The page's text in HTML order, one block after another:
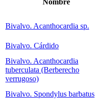
Bivalvo. Acanthocardia sp.
Bivalvo. Cárdido
Bivalvo. Acanthocardia
tuberculata (Berberecho
verrugoso)
Bivalvo. Spondylus barbatus